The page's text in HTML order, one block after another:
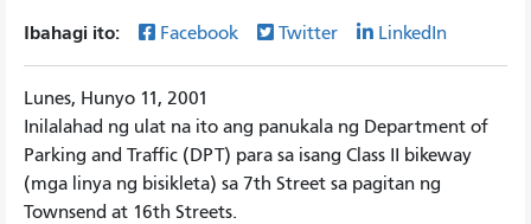
Ibahagi ito: Facebook Twitter LinkedIn
Lunes, Hunyo 11, 2001
Inilalahad ng ulat na ito ang panukala ng Department of
Parking and Traffic (DPT) para sa isang Class II bikeway
(mga linya ng bisikleta) sa 7th Street sa pagitan ng
Townsend at 16th Streets.